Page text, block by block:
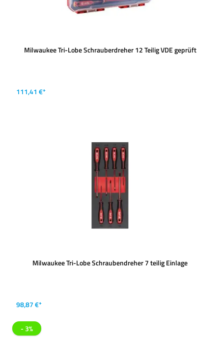
Milwaukee Tri-Lobe Schrauberdreher 12 Teilig VDE geprüft
111,41 €*
Milwaukee Tri-Lobe Schraubendreher 7 teilig Einlage
98,87 €*
- 3%